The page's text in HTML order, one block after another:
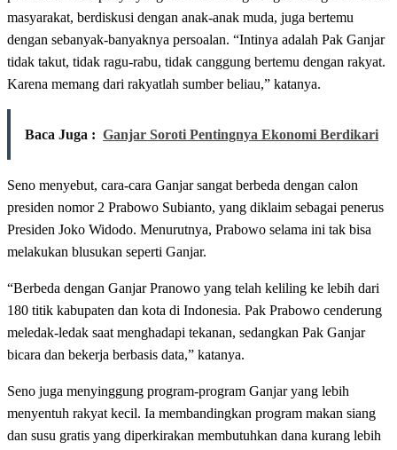
masyarakat, berdiskusi dengan anak-anak muda, juga bertemu
dengan sebanyak-banyaknya persoalan. “Intinya adalah Pak Ganjar
tidak takut, tidak ragu-rabu, tidak canggung bertemu dengan rakyat.
Karena memang dari rakyatlah sumber beliau,” katanya.
Baca Juga : Ganjar Soroti Pentingnya Ekonomi Berdikari
Seno menyebut, cara-cara Ganjar sangat berbeda dengan calon
presiden nomor 2 Prabowo Subianto, yang diklaim sebagai penerus
Presiden Joko Widodo. Menurutnya, Prabowo selama ini tak bisa
melakukan blusukan seperti Ganjar.
“Berbeda dengan Ganjar Pranowo yang telah keliling ke lebih dari
180 titik kabupaten dan kota di Indonesia. Pak Prabowo cenderung
meledak-ledak saat menghadapi tekanan, sedangkan Pak Ganjar
bicara dan bekerja berbasis data,” katanya.
Seno juga menyinggung program-program Ganjar yang lebih
menyentuh rakyat kecil. Ia membandingkan program makan siang
dan susu gratis yang diperkirakan membutuhkan dana kurang lebih